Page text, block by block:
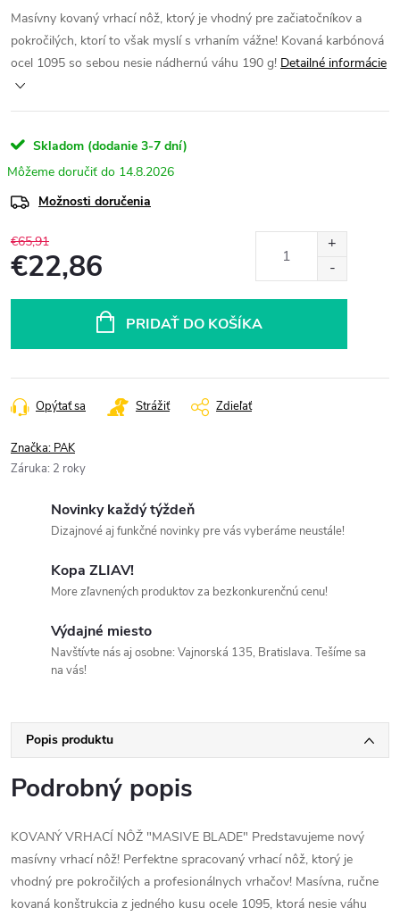
Masívny kovaný vrhací nôž, ktorý je vhodný pre začiatočníkov a
pokročilých, ktorí to však myslí s vrhaním vážne! Kovaná karbónová
ocel 1095 so sebou nesie nádhernú váhu 190 g! Detailné informácie
Skladom (dodanie 3-7 dní)
14.8.2026
Možnosti doručenia
€65,91
€22,86
PRIDAŤ DO KOŠÍKA
Opýtať sa Strážiť Zdieľať
Značka: PAK
Záruka: 2 roky
Novinky každý týždeň
Dizajnové aj funkčné novinky pre vás vyberáme neustále!
Kopa ZLIAV!
More zľavnených produktov za bezkonkurenčnú cenu!
Výdajné miesto
Navštívte nás aj osobne: Vajnorská 135, Bratislava. Tešíme sa
na vás!
Popis produktu
Podrobný popis
KOVANÝ VRHACÍ NÔŽ "MASIVE BLADE" Predstavujeme nový
masívny vrhací nôž! Perfektne spracovaný vrhací nôž, ktorý je
vhodný pre pokročilých a profesionálnych vrhačov! Masívna, ručne
kovaná konštrukcia z jedného kusu ocele 1095, ktorá nesie váhu